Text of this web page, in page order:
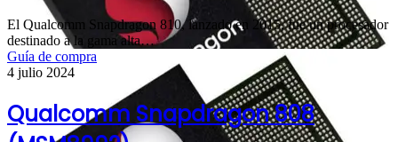
El Qualcomm Snapdragon 810, lanzado en 2015, fue un procesador
destinado a la gama alta…
Guía de compra
4 julio 2024
Qualcomm Snapdragon 808